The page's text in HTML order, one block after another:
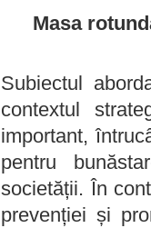
Masa
Subiectul
contextul
important,
pentru
societății. În
prevenției și